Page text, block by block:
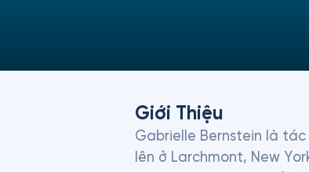
Giới Thiệu
Gabrielle Bernstein là
lên ở Larchmont, New